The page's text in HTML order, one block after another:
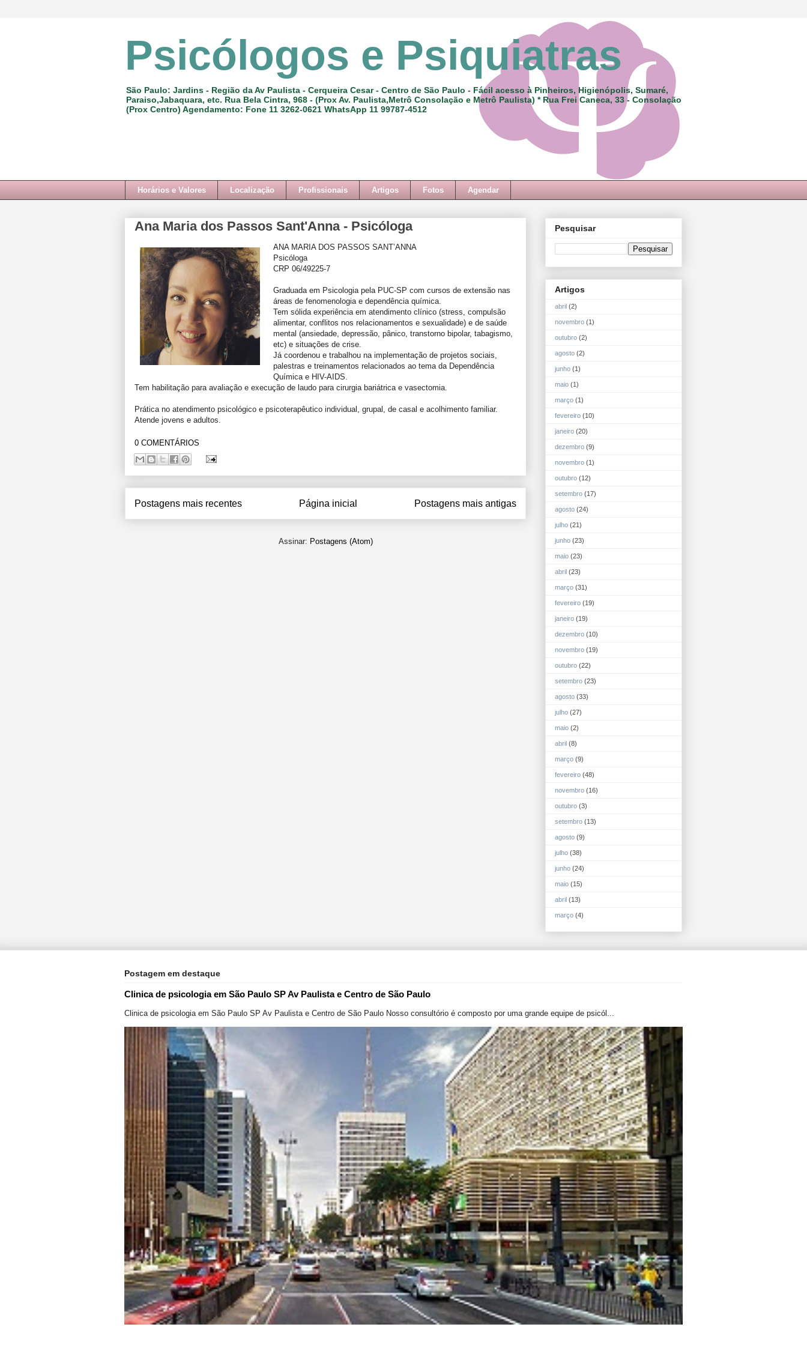
Psicólogos e Psiquiatras
São Paulo: Jardins - Região da Av Paulista - Cerqueira Cesar - Centro de São Paulo - Fácil acesso à Pinheiros, Higienópolis, Sumaré,
Paraiso,Jabaquara, etc. Rua Bela Cintra, 968 - (Prox Av. Paulista,Metrô Consolação e Metrô Paulista) * Rua Frei Caneca, 33 - Consolação
(Prox Centro) Agendamento: Fone 11 3262-0621 WhatsApp 11 99787-4512
Horários e Valores Localização Profissionais Artigos Fotos Agendar
Ana Maria dos Passos Sant'Anna - Psicóloga
ANA MARIA DOS PASSOS SANT’ANNA
Psicóloga
CRP 06/49225-7
Graduada em Psicologia pela PUC-SP com cursos de extensão nas
áreas de fenomenologia e dependência química.
Tem sólida experiência em atendimento clínico (stress, compulsão
alimentar, conflitos nos relacionamentos e sexualidade) e de saúde
mental (ansiedade, depressão, pânico, transtorno bipolar, tabagismo,
etc) e situações de crise.
Já coordenou e trabalhou na implementação de projetos sociais,
palestras e treinamentos relacionados ao tema da Dependência
Química e HIV-AIDS.
Tem habilitação para avaliação e execução de laudo para cirurgia bariátrica e vasectomia.
Prática no atendimento psicológico e psicoterapêutico individual, grupal, de casal e acolhimento familiar.
Atende jovens e adultos.
0 COMENTÁRIOS
Postagens mais recentes Postagens mais antigas
Página inicial
Assinar: Postagens (Atom)
Pesquisar
Artigos
abril (2)
novembro (1)
outubro (2)
agosto (2)
junho (1)
maio (1)
março (1)
fevereiro (10)
janeiro (20)
dezembro (9)
novembro (1)
outubro (12)
setembro (17)
agosto (24)
julho (21)
junho (23)
maio (23)
abril (23)
março (31)
fevereiro (19)
janeiro (19)
dezembro (10)
novembro (19)
outubro (22)
setembro (23)
agosto (33)
julho (27)
maio (2)
abril (8)
março (9)
fevereiro (48)
novembro (16)
outubro (3)
setembro (13)
agosto (9)
julho (38)
junho (24)
maio (15)
abril (13)
março (4)
Postagem em destaque
Clinica de psicologia em São Paulo SP Av Paulista e Centro de São Paulo
Clinica de psicologia em São Paulo SP Av Paulista e Centro de São Paulo Nosso consultório é composto por uma grande equipe de psicól...